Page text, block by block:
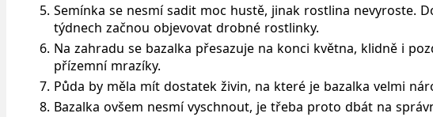
Semínka se nesmí sadit moc hustě, jinak rostlina nevyroste.
týdnech začnou objevovat drobné rostlinky.
Na zahradu se bazalka přesazuje na konci května, klidně i
přízemní mrazíky.
Půda by měla mít dostatek živin, na které je bazalka velmi
Bazalka ovšem nesmí vyschnout, je třeba proto dbát na